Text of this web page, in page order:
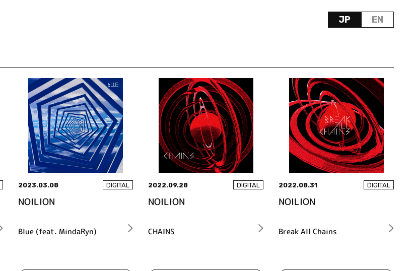
JP EN
2023.03.08 DIGITAL
NOILION
Blue (feat. MindaRyn)
2022.09.28 DIGITAL
NOILION
CHAINS
2022.08.31 DIGITAL
NOILION
Break All Chains